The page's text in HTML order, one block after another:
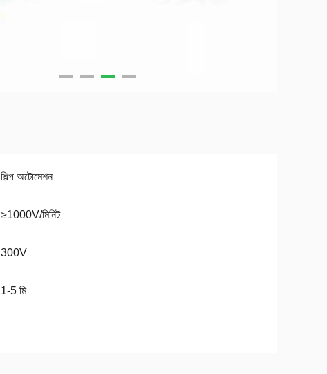
শিল্প অটোমেশন
≥1000V/মিনিট
300V
1-5 মি